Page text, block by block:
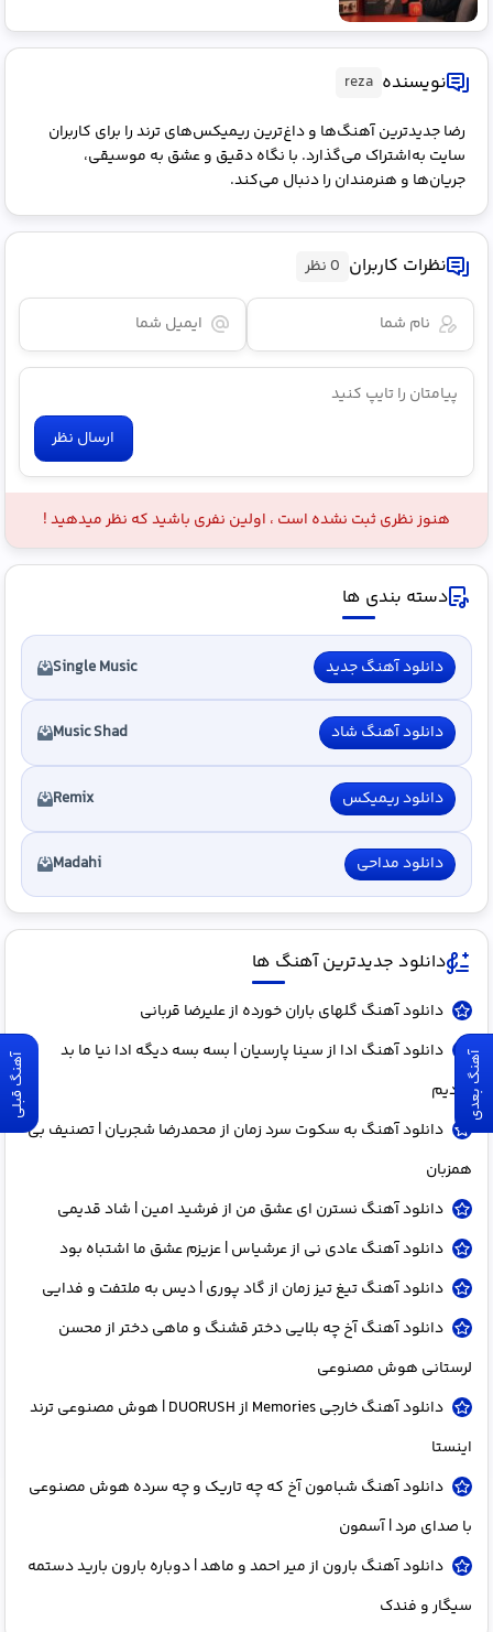
آهنگ بعدی آهنگ قبلی
نویسنده reza
رضا جدیدترین آهنگ‌ها و داغ‌ترین ریمیکس‌های ترند را برای کاربران
سایت به‌اشتراک می‌گذارد. با نگاه دقیق و عشق به موسیقی،
جریان‌ها و هنرمندان را دنبال می‌کند.
نظرات کاربران 0 نظر
ارسال نظر
هنوز نظری ثبت نشده است ، اولین نفری باشید که نظر میدهید !
دسته بندی ها
دانلود آهنگ جدید Single Music
دانلود آهنگ شاد Music Shad
دانلود ریمیکس Remix
دانلود مداحی Madahi
دانلود جدیدترین آهنگ ها
دانلود آهنگ گلهای باران خورده از علیرضا قربانی
دانلود آهنگ ادا از سینا پارسیان | بسه بسه دیگه ادا نیا ما بد
بودیم
دانلود آهنگ به سکوت سرد زمان از محمدرضا شجریان | تصنیف بی
همزبان
دانلود آهنگ نسترن ای عشق من از فرشید امین | شاد قدیمی
دانلود آهنگ عادی نی از عرشیاس | عزیزم عشق ما اشتباه بود
دانلود آهنگ تیغ تیز زمان از گاد پوری | دیس به ملتفت و فدایی
دانلود آهنگ آخ چه بلایی دختر قشنگ و ماهی دختر از محسن
لرستانی هوش مصنوعی
دانلود آهنگ خارجی Memories از DUORUSH | هوش مصنوعی ترند
اینستا
دانلود آهنگ شبامون آخ که چه تاریک و چه سرده هوش مصنوعی
با صدای مرد | آسمون
دانلود آهنگ بارون از میر احمد و ماهد | دوباره بارون بارید دستمه
سیگار و فندک